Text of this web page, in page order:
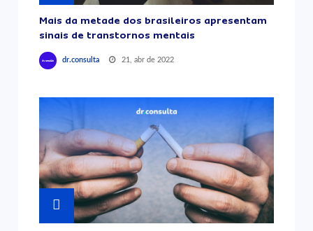
Mais da metade dos brasileiros apresentam
sinais de transtornos mentais
dr.consulta 21, abr de 2022